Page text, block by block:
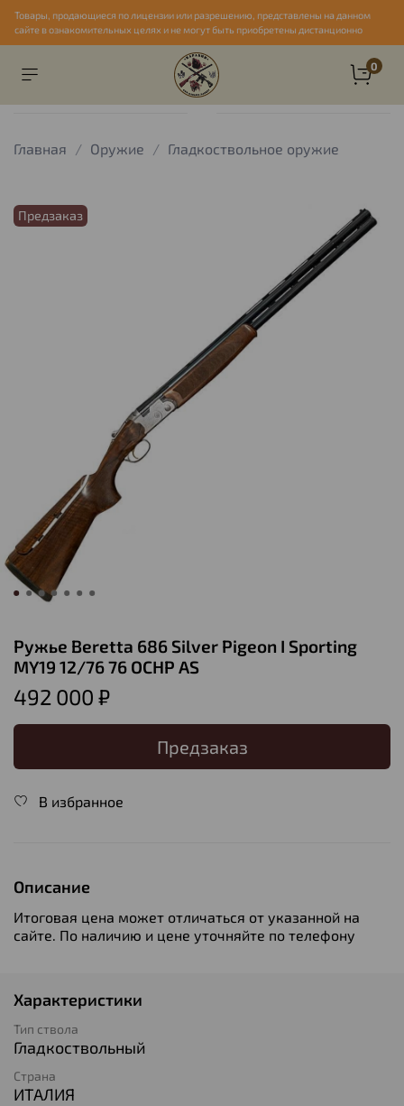
Товары, продающиеся по лицензии или разрешению, представлены на данном
сайте в ознакомительных целях и не могут быть приобретены дистанционно
0
Главная Оружие Гладкоствольное оружие
Предзаказ
Ружье Beretta 686 Silver Pigeon I Sporting
MY19 12/76 76 OСHP AS
492 000 ₽
Предзаказ
В избранное
Описание
Итоговая цена может отличаться от указанной на
сайте. По наличию и цене уточняйте по телефону
Характеристики
Тип ствола
Гладкоствольный
Страна
ИТАЛИЯ